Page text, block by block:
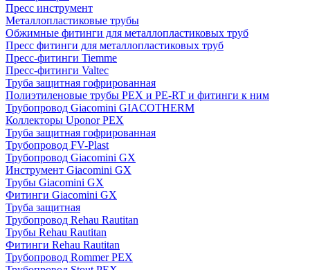
Пресс инструмент
Металлопластиковые трубы
Обжимные фитинги для металлопластиковых труб
Пресс фитинги для металлопластиковых труб
Пресс-фитинги Tiemme
Пресс-фитинги Valtec
Труба защитная гофрированная
Полиэтиленовые трубы PEX и PE-RT и фитинги к ним
Трубопровод Giacomini GIACOTHERM
Коллекторы Uponor PEX
Труба защитная гофрированная
Трубопровод FV-Plast
Трубопровод Giacomini GX
Инструмент Giacomini GX
Трубы Giacomini GX
Фитинги Giacomini GX
Труба защитная
Трубопровод Rehau Rautitan
Трубы Rehau Rautitan
Фитинги Rehau Rautitan
Трубопровод Rommer PEX